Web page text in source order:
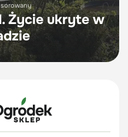
Życie ukryte w